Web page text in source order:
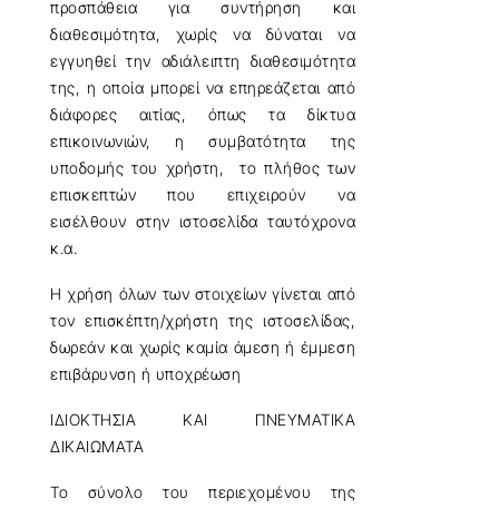
προσπάθεια για συντήρηση και
διαθεσιμότητα, χωρίς να δύναται να
εγγυηθεί την αδιάλειπτη διαθεσιμότητα
της, η οποία μπορεί να επηρεάζεται από
διάφορες αιτίας, όπως τα δίκτυα
επικοινωνιών, η συμβατότητα της
υποδομής του χρήστη, το πλήθος των
επισκεπτών που επιχειρούν να
εισέλθουν στην ιστοσελίδα ταυτόχρονα
κ.α.
Η χρήση όλων των στοιχείων γίνεται από
τον επισκέπτη/χρήστη της ιστοσελίδας,
δωρεάν και χωρίς καμία άμεση ή έμμεση
επιβάρυνση ή υποχρέωση
ΙΔΙΟΚΤΗΣΙΑ ΚΑΙ ΠΝΕΥΜΑΤΙΚΑ
ΔΙΚΑΙΩΜΑΤΑ
Το σύνολο του περιεχομένου της